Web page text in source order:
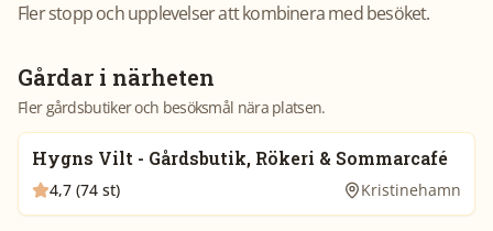
Fler stopp och upplevelser att kombinera med besöket.
Gårdar i närheten
Fler gårdsbutiker och besöksmål nära platsen.
Hygns Vilt - Gårdsbutik, Rökeri & Sommarcafé
4,7 (74 st) Kristinehamn